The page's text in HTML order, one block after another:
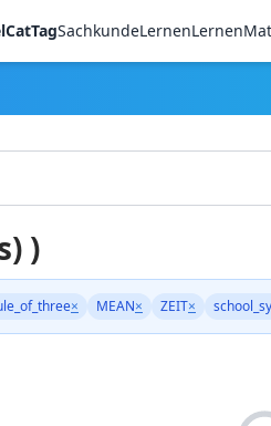
CatTagSachkundeLernenLernen
)
× MEAN× ZEIT×